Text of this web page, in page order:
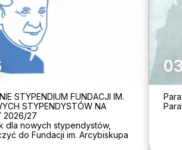
STYPENDIUM FUNDACJI IM.
STYPENDYSTÓW NA
2026/27
dla nowych stypendystów,
do Fundacji im. Arcybiskupa